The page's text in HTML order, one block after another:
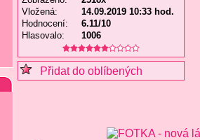
Vložená:
14.09.2019 10:33 hod.
Hodnocení:
6.11/10
Hlasovalo:
1006
Přidat do oblíbených